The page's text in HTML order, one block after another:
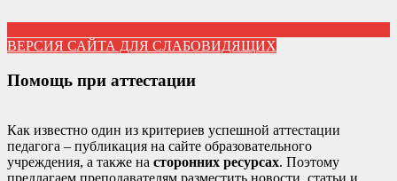
ВЕРСИЯ САЙТА ДЛЯ СЛАБОВИДЯЩИХ
Помощь при аттестации
Как известно один из критериев успешной аттестации
педагога – публикация на сайте образовательного
учреждения, а также на сторонних ресурсах. Поэтому